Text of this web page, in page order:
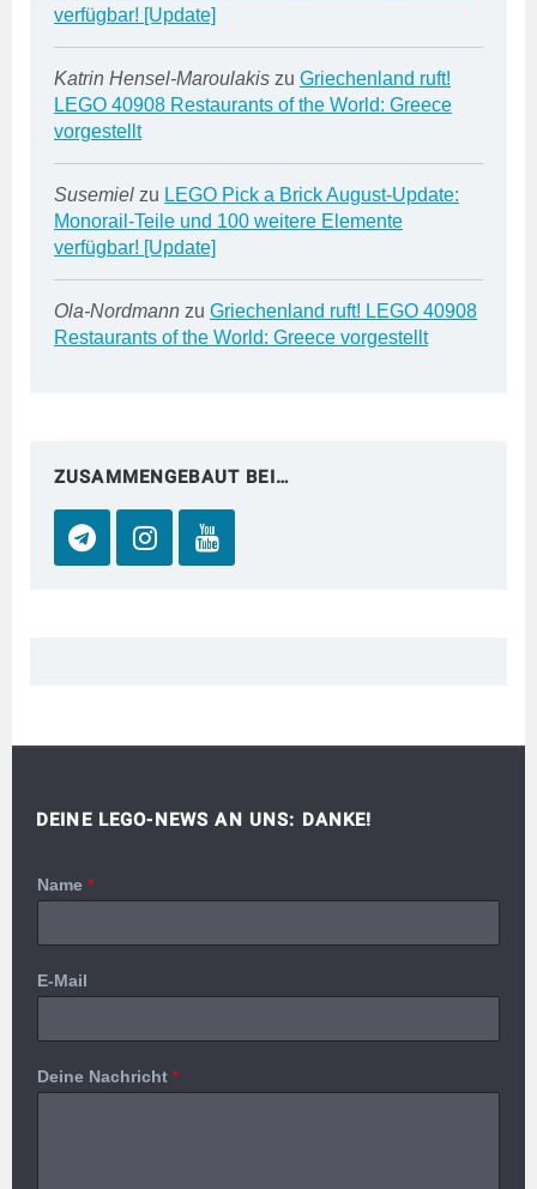
verfügbar! [Update]
Katrin Hensel-Maroulakis zu Griechenland ruft!
LEGO 40908 Restaurants of the World: Greece
vorgestellt
Susemiel zu LEGO Pick a Brick August-Update:
Monorail-Teile und 100 weitere Elemente
verfügbar! [Update]
Ola-Nordmann zu Griechenland ruft! LEGO 40908
Restaurants of the World: Greece vorgestellt
ZUSAMMENGEBAUT BEI…
DEINE LEGO-NEWS AN UNS: DANKE!
Name *
E-Mail
Deine Nachricht *